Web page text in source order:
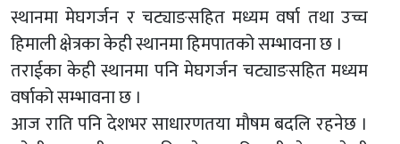
स्थानमा मेघगर्जन र चट्याङसहित मध्यम वर्षा तथा उच्च
हिमाली क्षेत्रका केही स्थानमा हिमपातको सम्भावना छ ।
तराईका केही स्थानमा पनि मेघगर्जन चट्याङसहित मध्यम
वर्षाको सम्भावना छ ।
आज राति पनि देशभर साधारणतया माैषम बदलि रहनेछ ।